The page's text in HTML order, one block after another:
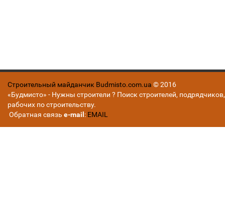
Строительный майданчик Budmisto.com.ua © 2016
«Будмисто» - Нужны строители ? Поиск строителей, подрядчиков,
рабочих по строительству.
Обратная связь e-mail : EMAIL